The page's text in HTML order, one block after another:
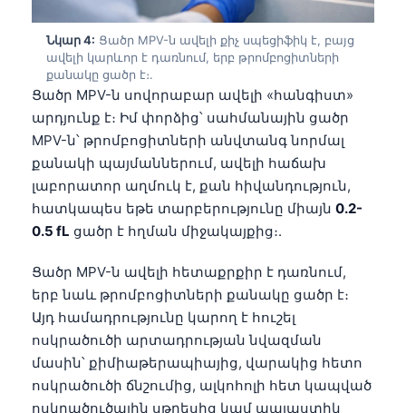
Նկար 4: Ցածր MPV-ն ավելի քիչ սպեցիֆիկ է, բայց
ավելի կարևոր է դառնում, երբ թրոմբոցիտների
քանակը ցածր է։.
Ցածր MPV-ն սովորաբար ավելի «հանգիստ»
արդյունք է։ Իմ փորձից՝ սահմանային ցածր
MPV-ն՝ թրոմբոցիտների անվտանգ նորմալ
քանակի պայմաններում, ավելի հաճախ
լաբորատոր աղմուկ է, քան հիվանդություն,
հատկապես եթե տարբերությունը միայն 0.2-
0.5 fL ցածր է հղման միջակայքից։.
Ցածր MPV-ն ավելի հետաքրքիր է դառնում,
երբ նաև թրոմբոցիտների քանակը ցածր է։
Այդ համադրությունը կարող է հուշել
ոսկրածուծի արտադրության նվազման
մասին՝ քիմիաթերապիայից, վարակից հետո
ոսկրածուծի ճնշումից, ալկոհոլի հետ կապված
ոսկրածուծային սթրեսից կամ ապլաստիկ